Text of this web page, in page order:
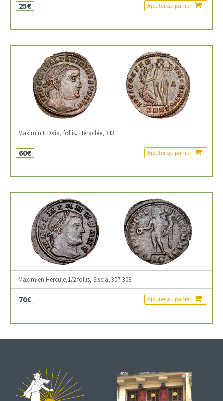
25€ Ajouter au panier
Maximin II Daia, follis, Héraclée, 313
60€ Ajouter au panier
Maximien Hercule,1/2 follis, Siscia, 307-308
70€ Ajouter au panier